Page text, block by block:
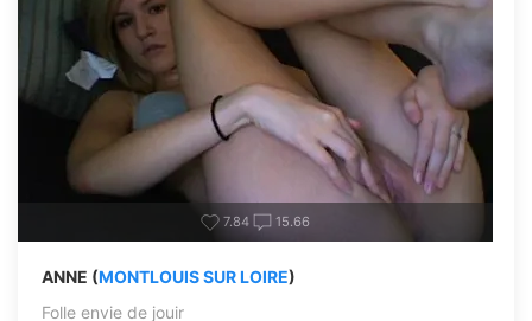
7.84 15.66
ANNE (MONTLOUIS SUR LOIRE)
Folle envie de jouir